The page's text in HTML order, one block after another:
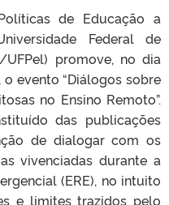
de Educação a
Federal de
UFPel) promove, no dia
evento “Diálogos sobre
no Ensino Remoto”.
das publicações
de dialogar com os
vivenciadas durante a
(ERE), no intuito
e limites trazidos pelo